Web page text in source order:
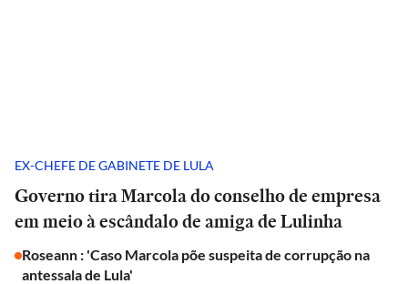
EX-CHEFE DE GABINETE DE LULA
Governo tira Marcola do conselho de empresa
em meio à escândalo de amiga de Lulinha
Roseann : 'Caso Marcola põe suspeita de corrupção na
antessala de Lula'